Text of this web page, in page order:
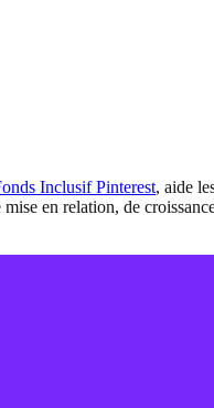
Inclusif Pinterest, aide
en relation, de